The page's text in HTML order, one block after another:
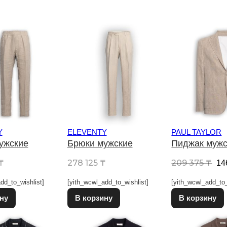
Этот товар имеет несколько вариаций. Опции можно
ELEVENTY
Брюки мужские
278 125 ₸
[yith_wcwl_add_to_wishlist]
В корзину Этот товар имеет несколько
PAUL TAYLOR
Пиджак
209 375₸
В корзину